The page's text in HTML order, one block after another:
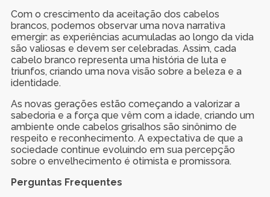
Com o crescimento da aceitação dos cabelos
brancos, podemos observar uma nova narrativa
emergir: as experiências acumuladas ao longo da vida
são valiosas e devem ser celebradas. Assim, cada
cabelo branco representa uma história de luta e
triunfos, criando uma nova visão sobre a beleza e a
identidade.
As novas gerações estão começando a valorizar a
sabedoria e a força que vêm com a idade, criando um
ambiente onde cabelos grisalhos são sinônimo de
respeito e reconhecimento. A expectativa de que a
sociedade continue evoluindo em sua percepção
sobre o envelhecimento é otimista e promissora.
Perguntas Frequentes